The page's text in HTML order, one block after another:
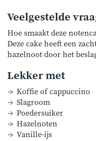
Veelgestelde
Hoe smaakt deze
Deze cake heeft een
hazelnoot door het
Lekker met
Koffie of cappuccino
Slagroom
Poedersuiker
Hazelnoten
Vanille-ijs